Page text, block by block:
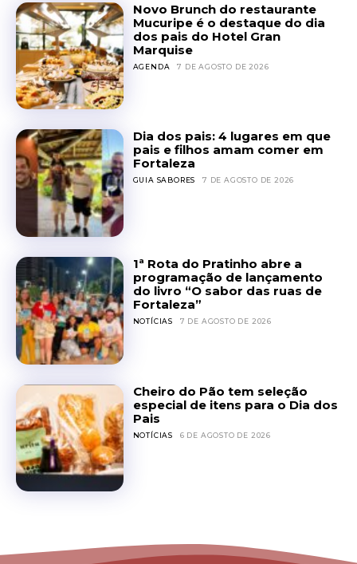
Novo Brunch do restaurante
Mucuripe é o destaque do dia
dos pais do Hotel Gran
Marquise
AGENDA 7 DE AGOSTO DE 2026
Dia dos pais: 4 lugares em que
pais e filhos amam comer em
Fortaleza
GUIA SABORES 7 DE AGOSTO DE 2026
1ª Rota do Pratinho abre a
programação de lançamento
do livro “O sabor das ruas de
Fortaleza”
NOTÍCIAS 7 DE AGOSTO DE 2026
Cheiro do Pão tem seleção
especial de itens para o Dia dos
Pais
NOTÍCIAS 6 DE AGOSTO DE 2026